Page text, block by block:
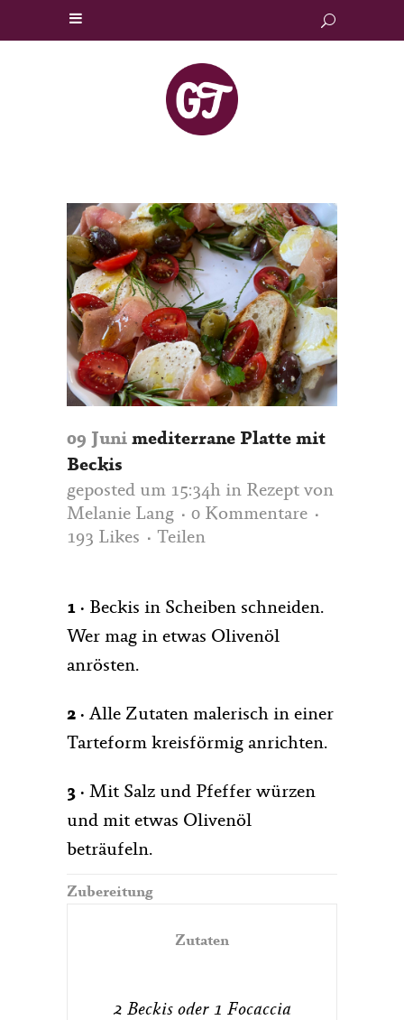
09 Juni mediterrane Platte mit
Beckis
geposted um 15:34h in Rezept von
Melanie Lang
0 Kommentare
193 Likes Teilen
1 · Beckis in Scheiben schneiden.
Wer mag in etwas Olivenöl
anrösten.
2 · Alle Zutaten malerisch in einer
Tarteform kreisförmig anrichten.
3 · Mit Salz und Pfeffer würzen
und mit etwas Olivenöl
beträufeln.
Zubereitung
Zutaten
2 Beckis oder 1 Focaccia